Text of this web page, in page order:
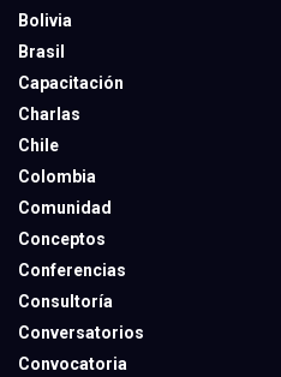
Bolivia
Brasil
Capacitación
Charlas
Chile
Colombia
Comunidad
Conceptos
Conferencias
Consultoría
Conversatorios
Convocatoria